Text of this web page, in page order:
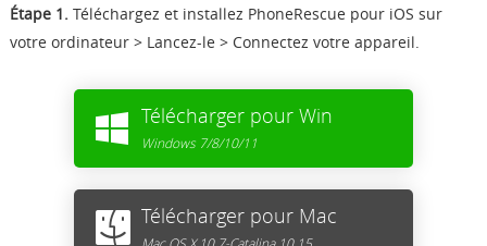
Étape 1.Téléchargez et installez PhoneRescue pour iOS sur
votre ordinateur > Lancez-le > Connectez votre appareil.
Télécharger pour Win
Windows 7/8/10/11
Télécharger pour Mac